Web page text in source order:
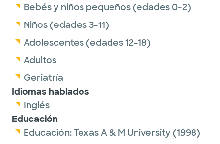
day in your life!”
with the American Academy of Family
Physicians, the Texas Medical Association
and the American Medical Association.
In her spare time, Dr. Flory enjoys spending
time with her family, gardening and working
on home improvement projects.
Bebés y niños pequeños (edades 0-2)
Niños (edades 3-11)
Adolescentes (edades 12-18)
Adultos
Geriatría
Idiomas hablados
Inglés
Educación
Educación:Texas A & M University (1998)